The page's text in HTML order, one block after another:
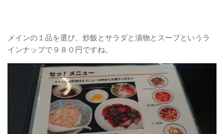
メインの１品を選び、炒飯とサラダと漬物とスープというラ
インナップで９８０円ですね。